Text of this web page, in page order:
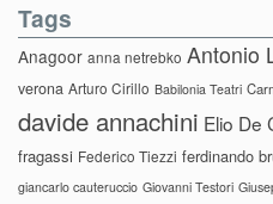
Tags
Anagoor anna netrebko Antonio
verona Arturo Cirillo Babilonia Teatri
davide annachini Elio De
fragassi Federico Tiezzi ferdinando
giancarlo cauteruccio Giovanni Testori